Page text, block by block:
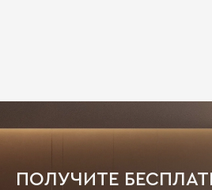
ПОЛУЧИТЕ